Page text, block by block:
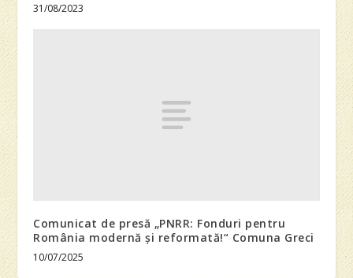
31/08/2023
Comunicat de presă „PNRR: Fonduri pentru
România modernă și reformată!“ Comuna Greci
10/07/2025